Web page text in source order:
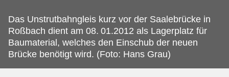
Das Unstrutbahngleis kurz vor der Saalebrücke in
Roßbach dient am 08. 01.2012 als Lagerplatz für
Baumaterial, welches den Einschub der neuen
Brücke benötigt wird. (Foto: Hans Grau)